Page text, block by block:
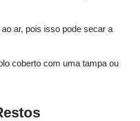
ar, pois isso pode secar a
coberto com uma tampa ou